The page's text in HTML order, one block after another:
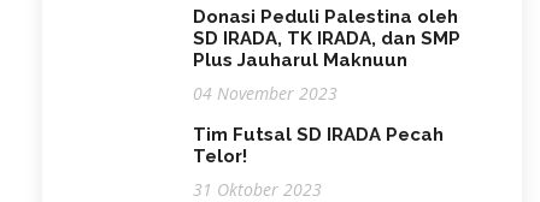
Donasi Peduli Palestina oleh
SD IRADA, TK IRADA, dan SMP
Plus Jauharul Maknuun
04 November 2023
Tim Futsal SD IRADA Pecah
Telor!
31 Oktober 2023